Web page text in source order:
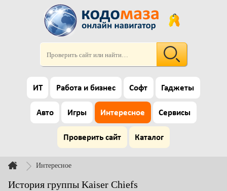
ИТ Работа и бизнес Софт Гаджеты
Авто Игры Интересное Сервисы
Проверить сайт Каталог
Интересное
История группы Kaiser Chiefs